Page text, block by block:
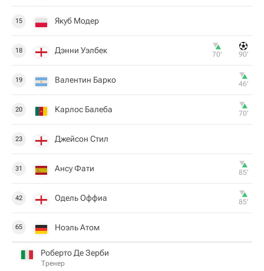
15 Якуб Модер
18 Дэнни Уэлбек 70‎’‎ 90‎’‎
19 Валентин Барко 46‎’‎
20 Карлос Балеба 70‎’‎
23 Джейсон Стил
31 Ансу Фати 85‎’‎
42 Одель Оффиа 85‎’‎
65 Ноэль Атом
Роберто Де Зерби
Тренер